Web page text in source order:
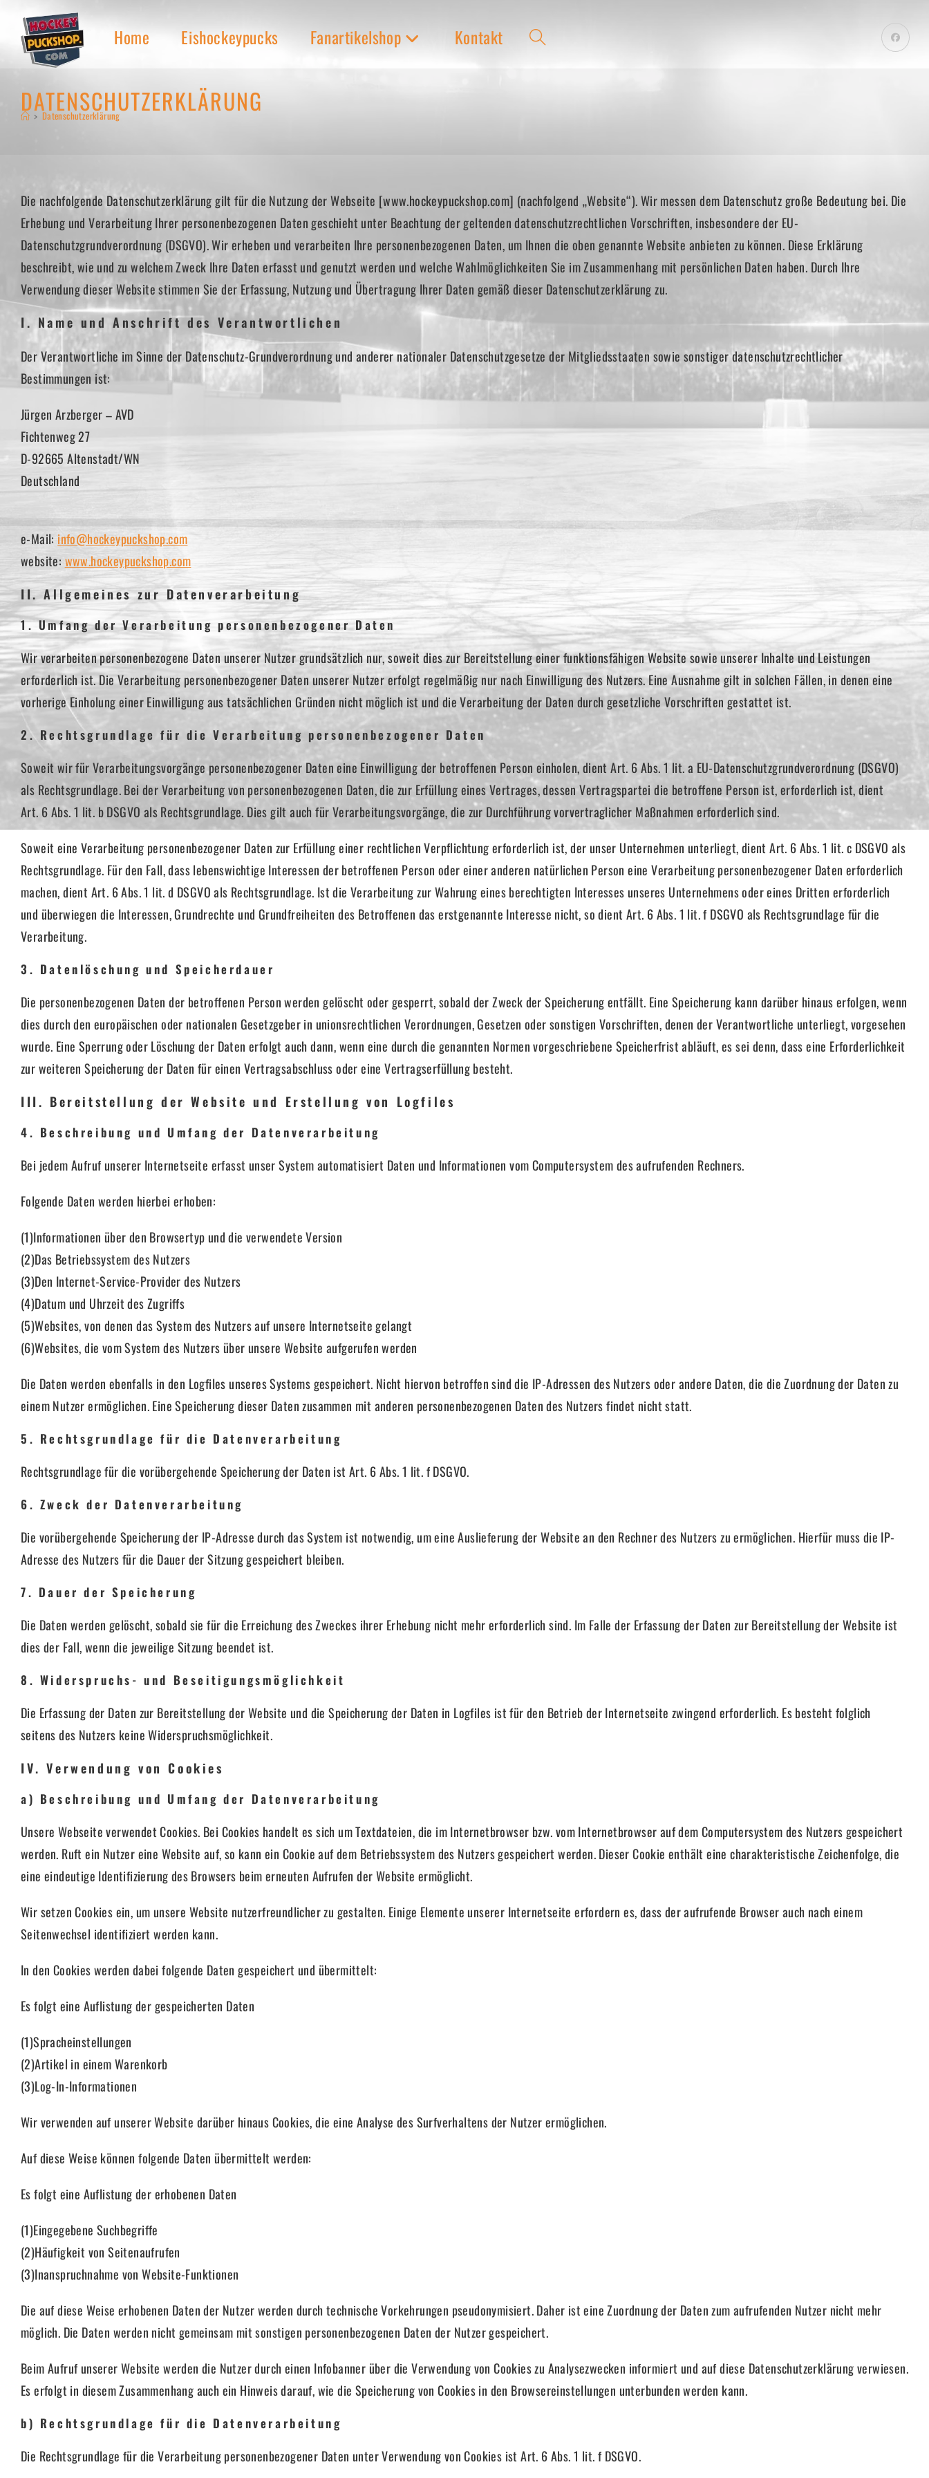
springen
Home Eishockeypucks Fanartikelshop Kontakt Website-
DATENSCHUTZERKLÄRUNG
> Datenschutzerklärung
Die nachfolgende Datenschutzerklärung gilt für die Nutzung der Webseite [www.hockeypuckshop.com] (nachfolgend „Website“). Wir messen dem Datenschutz große Bedeutung bei. Die
Erhebung und Verarbeitung Ihrer personenbezogenen Daten geschieht unter Beachtung der geltenden datenschutzrechtlichen Vorschriften, insbesondere der EU-
Datenschutzgrundverordnung (DSGVO). Wir erheben und verarbeiten Ihre personenbezogenen Daten, um Ihnen die oben genannte Website anbieten zu können. Diese Erklärung
beschreibt, wie und zu welchem Zweck Ihre Daten erfasst und genutzt werden und welche Wahlmöglichkeiten Sie im Zusammenhang mit persönlichen Daten haben. Durch Ihre
Verwendung dieser Website stimmen Sie der Erfassung, Nutzung und Übertragung Ihrer Daten gemäß dieser Datenschutzerklärung zu.
I. Name und Anschrift des Verantwortlichen
Der Verantwortliche im Sinne der Datenschutz-Grundverordnung und anderer nationaler Datenschutzgesetze der Mitgliedsstaaten sowie sonstiger datenschutzrechtlicher
Bestimmungen ist:
Jürgen Arzberger – AVD
Fichtenweg 27
D-92665 Altenstadt/WN
Deutschland
e-Mail: info@hockeypuckshop.com
website: www.hockeypuckshop.com
II. Allgemeines zur Datenverarbeitung
1. Umfang der Verarbeitung personenbezogener Daten
Wir verarbeiten personenbezogene Daten unserer Nutzer grundsätzlich nur, soweit dies zur Bereitstellung einer funktionsfähigen Website sowie unserer Inhalte und Leistungen
erforderlich ist. Die Verarbeitung personenbezogener Daten unserer Nutzer erfolgt regelmäßig nur nach Einwilligung des Nutzers. Eine Ausnahme gilt in solchen Fällen, in denen eine
vorherige Einholung einer Einwilligung aus tatsächlichen Gründen nicht möglich ist und die Verarbeitung der Daten durch gesetzliche Vorschriften gestattet ist.
2. Rechtsgrundlage für die Verarbeitung personenbezogener Daten
Soweit wir für Verarbeitungsvorgänge personenbezogener Daten eine Einwilligung der betroffenen Person einholen, dient Art. 6 Abs. 1 lit. a EU-Datenschutzgrundverordnung (DSGVO)
als Rechtsgrundlage. Bei der Verarbeitung von personenbezogenen Daten, die zur Erfüllung eines Vertrages, dessen Vertragspartei die betroffene Person ist, erforderlich ist, dient
Art. 6 Abs. 1 lit. b DSGVO als Rechtsgrundlage. Dies gilt auch für Verarbeitungsvorgänge, die zur Durchführung vorvertraglicher Maßnahmen erforderlich sind.
Soweit eine Verarbeitung personenbezogener Daten zur Erfüllung einer rechtlichen Verpflichtung erforderlich ist, der unser Unternehmen unterliegt, dient Art. 6 Abs. 1 lit. c DSGVO als
Rechtsgrundlage. Für den Fall, dass lebenswichtige Interessen der betroffenen Person oder einer anderen natürlichen Person eine Verarbeitung personenbezogener Daten erforderlich
machen, dient Art. 6 Abs. 1 lit. d DSGVO als Rechtsgrundlage. Ist die Verarbeitung zur Wahrung eines berechtigten Interesses unseres Unternehmens oder eines Dritten erforderlich
und überwiegen die Interessen, Grundrechte und Grundfreiheiten des Betroffenen das erstgenannte Interesse nicht, so dient Art. 6 Abs. 1 lit. f DSGVO als Rechtsgrundlage für die
Verarbeitung.
3. Datenlöschung und Speicherdauer
Die personenbezogenen Daten der betroffenen Person werden gelöscht oder gesperrt, sobald der Zweck der Speicherung entfällt. Eine Speicherung kann darüber hinaus erfolgen, wenn
dies durch den europäischen oder nationalen Gesetzgeber in unionsrechtlichen Verordnungen, Gesetzen oder sonstigen Vorschriften, denen der Verantwortliche unterliegt, vorgesehen
wurde. Eine Sperrung oder Löschung der Daten erfolgt auch dann, wenn eine durch die genannten Normen vorgeschriebene Speicherfrist abläuft, es sei denn, dass eine Erforderlichkeit
zur weiteren Speicherung der Daten für einen Vertragsabschluss oder eine Vertragserfüllung besteht.
III. Bereitstellung der Website und Erstellung von Logfiles
4. Beschreibung und Umfang der Datenverarbeitung
Bei jedem Aufruf unserer Internetseite erfasst unser System automatisiert Daten und Informationen vom Computersystem des aufrufenden Rechners.
Folgende Daten werden hierbei erhoben:
(1)Informationen über den Browsertyp und die verwendete Version
(2)Das Betriebssystem des Nutzers
(3)Den Internet-Service-Provider des Nutzers
(4)Datum und Uhrzeit des Zugriffs
(5)Websites, von denen das System des Nutzers auf unsere Internetseite gelangt
(6)Websites, die vom System des Nutzers über unsere Website aufgerufen werden
Die Daten werden ebenfalls in den Logfiles unseres Systems gespeichert. Nicht hiervon betroffen sind die IP-Adressen des Nutzers oder andere Daten, die die Zuordnung der Daten zu
einem Nutzer ermöglichen. Eine Speicherung dieser Daten zusammen mit anderen personenbezogenen Daten des Nutzers findet nicht statt.
5. Rechtsgrundlage für die Datenverarbeitung
Rechtsgrundlage für die vorübergehende Speicherung der Daten ist Art. 6 Abs. 1 lit. f DSGVO.
6. Zweck der Datenverarbeitung
Die vorübergehende Speicherung der IP-Adresse durch das System ist notwendig, um eine Auslieferung der Website an den Rechner des Nutzers zu ermöglichen. Hierfür muss die IP-
Adresse des Nutzers für die Dauer der Sitzung gespeichert bleiben.
7. Dauer der Speicherung
Die Daten werden gelöscht, sobald sie für die Erreichung des Zweckes ihrer Erhebung nicht mehr erforderlich sind. Im Falle der Erfassung der Daten zur Bereitstellung der Website ist
dies der Fall, wenn die jeweilige Sitzung beendet ist.
8. Widerspruchs- und Beseitigungsmöglichkeit
Die Erfassung der Daten zur Bereitstellung der Website und die Speicherung der Daten in Logfiles ist für den Betrieb der Internetseite zwingend erforderlich. Es besteht folglich
seitens des Nutzers keine Widerspruchsmöglichkeit.
IV. Verwendung von Cookies
a) Beschreibung und Umfang der Datenverarbeitung
Unsere Webseite verwendet Cookies. Bei Cookies handelt es sich um Textdateien, die im Internetbrowser bzw. vom Internetbrowser auf dem Computersystem des Nutzers gespeichert
werden. Ruft ein Nutzer eine Website auf, so kann ein Cookie auf dem Betriebssystem des Nutzers gespeichert werden. Dieser Cookie enthält eine charakteristische Zeichenfolge, die
eine eindeutige Identifizierung des Browsers beim erneuten Aufrufen der Website ermöglicht.
Wir setzen Cookies ein, um unsere Website nutzerfreundlicher zu gestalten. Einige Elemente unserer Internetseite erfordern es, dass der aufrufende Browser auch nach einem
Seitenwechsel identifiziert werden kann.
In den Cookies werden dabei folgende Daten gespeichert und übermittelt:
Es folgt eine Auflistung der gespeicherten Daten
(1)Spracheinstellungen
(2)Artikel in einem Warenkorb
(3)Log-In-Informationen
Wir verwenden auf unserer Website darüber hinaus Cookies, die eine Analyse des Surfverhaltens der Nutzer ermöglichen.
Auf diese Weise können folgende Daten übermittelt werden:
Es folgt eine Auflistung der erhobenen Daten
(1)Eingegebene Suchbegriffe
(2)Häufigkeit von Seitenaufrufen
(3)Inanspruchnahme von Website-Funktionen
Die auf diese Weise erhobenen Daten der Nutzer werden durch technische Vorkehrungen pseudonymisiert. Daher ist eine Zuordnung der Daten zum aufrufenden Nutzer nicht mehr
möglich. Die Daten werden nicht gemeinsam mit sonstigen personenbezogenen Daten der Nutzer gespeichert.
Beim Aufruf unserer Website werden die Nutzer durch einen Infobanner über die Verwendung von Cookies zu Analysezwecken informiert und auf diese Datenschutzerklärung verwiesen.
Es erfolgt in diesem Zusammenhang auch ein Hinweis darauf, wie die Speicherung von Cookies in den Browsereinstellungen unterbunden werden kann.
b) Rechtsgrundlage für die Datenverarbeitung
Die Rechtsgrundlage für die Verarbeitung personenbezogener Daten unter Verwendung von Cookies ist Art. 6 Abs. 1 lit. f DSGVO.